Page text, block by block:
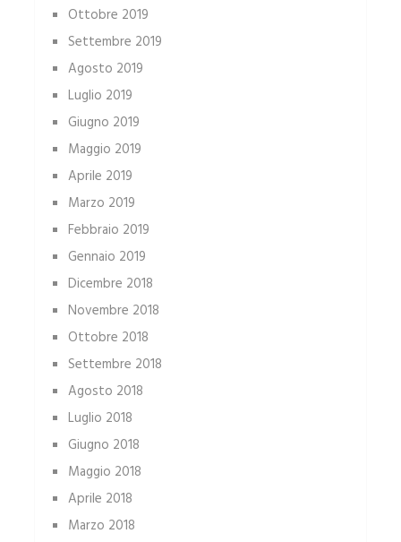
Ottobre 2019
Settembre 2019
Agosto 2019
Luglio 2019
Giugno 2019
Maggio 2019
Aprile 2019
Marzo 2019
Febbraio 2019
Gennaio 2019
Dicembre 2018
Novembre 2018
Ottobre 2018
Settembre 2018
Agosto 2018
Luglio 2018
Giugno 2018
Maggio 2018
Aprile 2018
Marzo 2018